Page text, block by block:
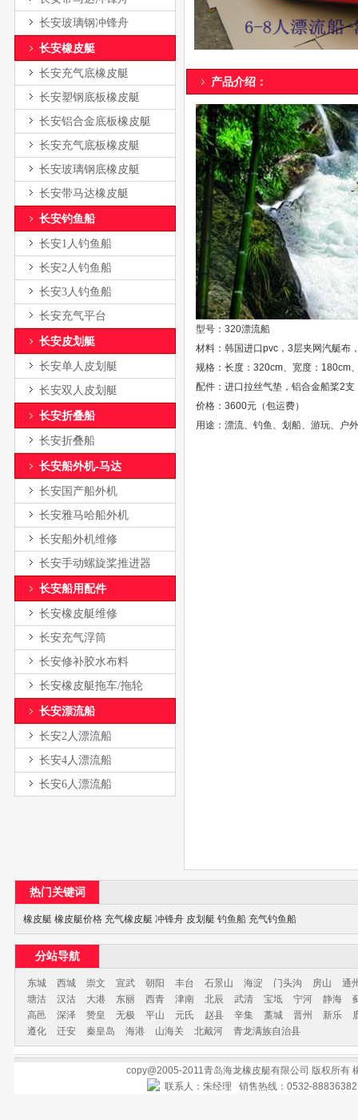
长安玻璃钢冲锋舟
长安橡皮艇
长安充气底橡皮艇
长安塑钢底板橡皮艇
长安铝合金底板橡皮艇
长安充气底板橡皮艇
长安玻璃钢底橡皮艇
长安带马达橡皮艇
长安钓鱼船
长安1人钓鱼船
长安2人钓鱼船
长安3人钓鱼船
长安充气平台
长安皮划艇
长安单人皮划艇
长安双人皮划艇
长安折叠船
长安折叠船
长安船外机-马达
长安国产船外机
长安雅马哈船外机
长安船外机维修
长安手动螺旋桨推进器
长安船用配件
长安橡皮艇维修
长安充气浮筒
长安修补胶水布料
长安橡皮艇拖车/拖轮
长安漂流船
长安2人漂流船
长安4人漂流船
长安6人漂流船
产品介绍： 电话：
型号：320漂流船
材料：韩国进口pvc，3层夹网汽艇布
规格：长度：320cm、宽度：180cm
配件：进口拉丝气垫，铝合金船桨2
价格：3600元（包运费）
用途：漂流、钓鱼、划船、游玩、户
热门关键词
橡皮艇 橡皮艇价格 充气橡皮艇 冲锋舟 皮划艇 钓鱼船 充气钓鱼船
分站导航
东城 西城 崇文 宣武 朝阳 丰台 石景山 海淀 门头沟 房山
通
塘沽
汉沽 大港 东丽 西青 津南 北辰 武清 宝坻 宁河 静海
高邑
深泽 赞皇 无极 平山 元氏 赵县 辛集 藁城 晋州 新乐
遵化
迁安 秦皇岛 海港 山海关 北戴河 青龙满族自治县
copy@2005-2011青岛海龙橡皮艇有限公司 版权所有
联系人：朱经理 销售热线：0532-